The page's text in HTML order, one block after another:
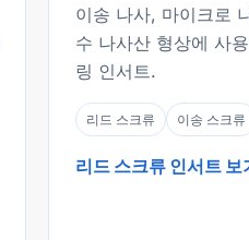
이송 나사, 마이크로
수 나사산 형상에 사
링 인서트.
리드 스크류 이송 스크류
리드 스크류 인서트 보